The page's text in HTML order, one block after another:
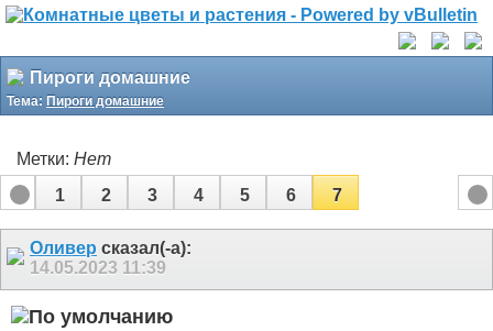
Пироги домашние
Тема: Пироги домашние
Метки: Нет
1
2 3 4 5 6 7
Оливер сказал(-а):
14.05.2023 11:39